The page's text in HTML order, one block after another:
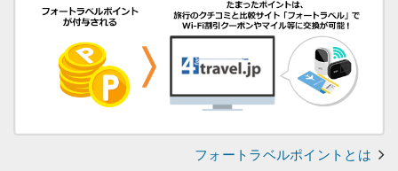
フォートラベルポイントとは